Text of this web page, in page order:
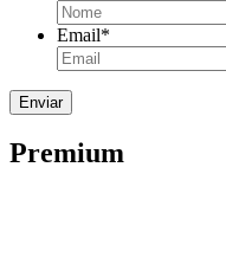
Email*
Premium